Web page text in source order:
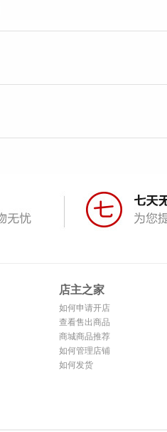
店主之家
如何申请开店
查看售出商品
商城商品推荐
如何管理店铺
如何发货